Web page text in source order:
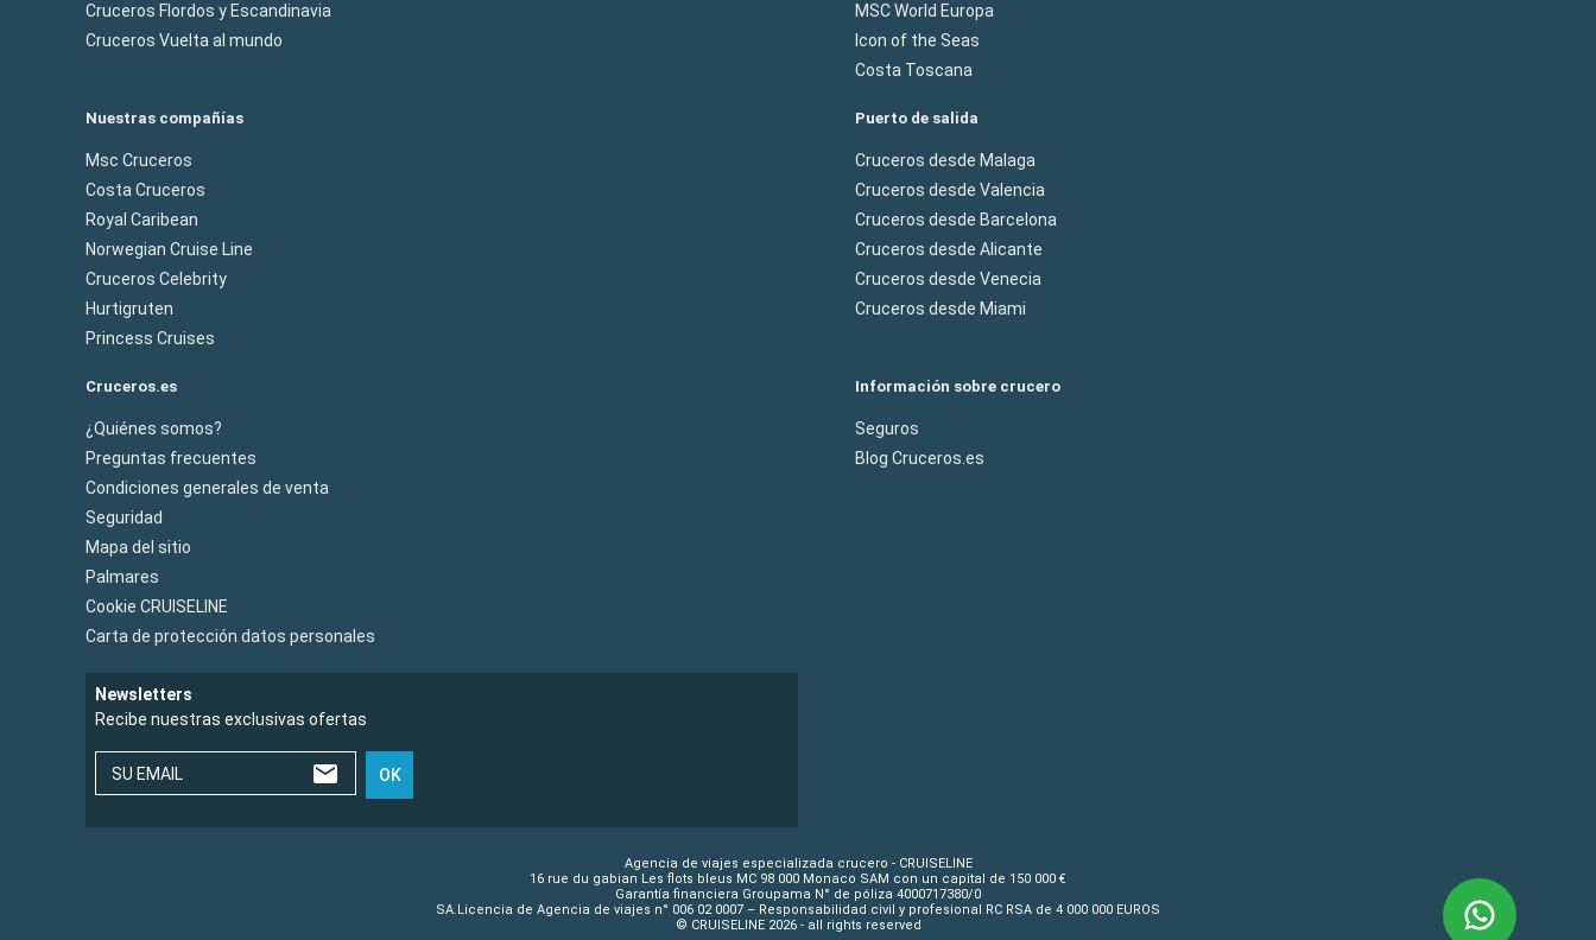
Cruceros Flordos y Escandinavia
Cruceros Vuelta al mundo
MSC World Europa
Icon of the Seas
Costa Toscana
Nuestras compañías
Msc Cruceros
Costa Cruceros
Royal Caribean
Norwegian Cruise Line
Cruceros Celebrity
Hurtigruten
Princess Cruises
Puerto de salida
Cruceros desde Malaga
Cruceros desde Valencia
Cruceros desde Barcelona
Cruceros desde Alicante
Cruceros desde Venecia
Cruceros desde Miami
Cruceros.es
¿Quiénes somos?
Preguntas frecuentes
Condiciones generales de venta
Seguridad
Mapa del sitio
Palmares
Cookie CRUISELINE
Carta de protección datos personales
Información sobre crucero
Seguros
Blog Cruceros.es
Newsletters
Recibe nuestras exclusivas ofertas
SU EMAIL OK
Agencia de viajes especializada crucero - CRUISELINE
16 rue du gabian Les flots bleus MC 98 000 Monaco SAM con un capital de 150 000 €
Garantía financiera Groupama N° de póliza 4000717380/0
SA.Licencia de Agencia de viajes n° 006 02 0007 – Responsabilidad civil y profesional RC RSA de 4 000 000 EUROS
© CRUISELINE 2026 - all rights reserved